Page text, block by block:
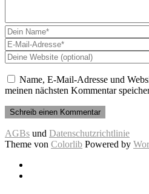
Name, E-Mail-Adresse und
meinen nächsten Kommentar
AGBs und Datenschutzrichtlinie
Theme von Colorlib Powered by